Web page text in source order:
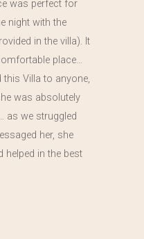
was perfect for
night with the
in the villa). It
place…
Villa to anyone,
was absolutely
as we struggled
her, she
helped in the best